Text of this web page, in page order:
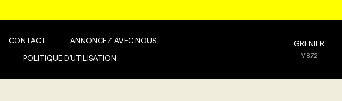
CONTACT ANNONCEZ AVEC NOUS
POLITIQUE D’UTILISATION
GRENIER
V8.7.2